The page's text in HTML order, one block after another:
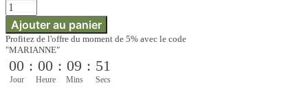
Ajouter au panier
Profitez de l'offre du moment de 5% avec le code
"MARIANNE"
00
Jour
: 00
Heure
: 09
Mins
: 51
Secs